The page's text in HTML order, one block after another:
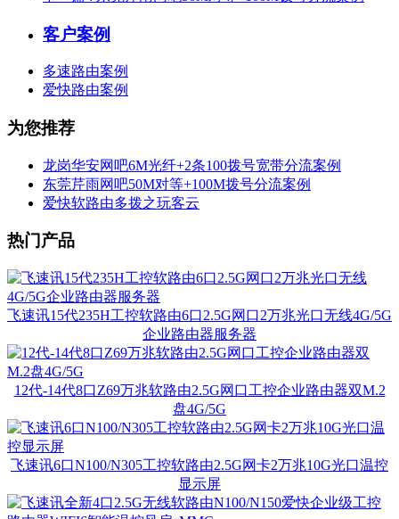
客户案例
多速路由案例
爱快路由案例
为您推荐
龙岗华安网吧6M光纤+2条100拨号宽带分流案例
东莞芹雨网吧50M对等+100M拨号分流案例
爱快软路由多拨之玩客云
热门产品
飞速讯15代235H工控软路由6口2.5G网口2万兆光口无线4G/5G
企业路由器服务器
12代-14代8口Z69万兆软路由2.5G网口工控企业路由器双M.2
盘4G/5G
飞速讯6口N100/N305工控软路由2.5G网卡2万兆10G光口温控
显示屏